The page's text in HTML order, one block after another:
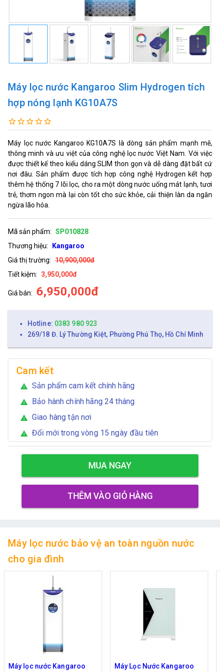
Máy lọc nước Kangaroo Slim Hydrogen tích
hợp nóng lạnh KG10A7S
Máy lọc nước Kangaroo KG10A7S là dòng sản phẩm mạnh mẽ,
thông minh và ưu việt của công nghệ lọc nước Việt Nam. Với việc
được thiết kế theo kiểu dáng SLIM thon gọn và dễ dàng đặt bất cứ
nơi đâu. Sản phẩm được tích hợp công nghệ Hydrogen kết hợp
thêm hệ thống 7 lõi lọc, cho ra một dòng nước uống mát lạnh, tươi
trẻ, thơm ngon mà lại còn tốt cho sức khỏe, cải thiện làn da ngăn
ngừa lão hóa.
Mã sản phẩm: SP010828
Thương hiệu:
Kangaroo
Giá thị trường: 10,900,000đ
Tiết kiệm: 3,950,000đ
Giá bán: 6,950,000đ
Hotline: 0383 980 923
269/18 Đ. Lý Thường Kiệt, Phường Phú Thọ, Hồ Chí Minh
Cam kết
warning Sản phẩm cam kết chính hãng
warning Bảo hành chính hãng 24 tháng
warning Giao hàng tận nơi
warning Đổi mới trong vòng 15 ngày đầu tiên
MUA NGAY
THÊM VÀO GIỎ HÀNG
Máy lọc nước bảo vệ an toàn nguồn nước
cho gia đình
Máy Lọc Nước Kangaroo
Máy lọc nước Sunhouse